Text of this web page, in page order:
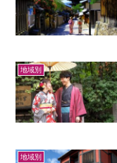
地域別
地域別